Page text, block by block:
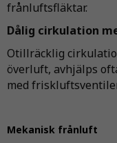
frånluftsfläktar.
Dålig cirkulation
Otillräcklig
överluft, avhjälps
med
Mekanisk frånluft